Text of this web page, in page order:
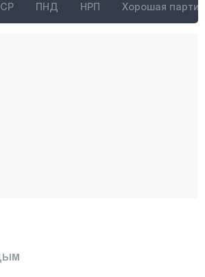
ПНД НРП Хорошая партия